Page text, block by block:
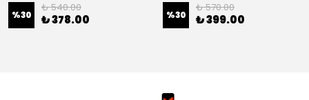
%30
₺ 540.00
₺ 378.00 %30
₺ 570.00
₺ 399.00